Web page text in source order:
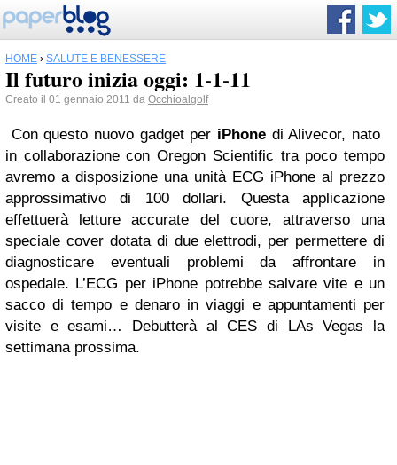
HOME › SALUTE E BENESSERE
Il futuro inizia oggi: 1-1-11
Creato il 01 gennaio 2011 da Occhioalgolf
Con questo nuovo gadget per iPhone di Alivecor, nato
in collaborazione con Oregon Scientific tra poco tempo
avremo a disposizione una unità ECG iPhone al prezzo
approssimativo di 100 dollari. Questa applicazione
effettuerà letture accurate del cuore, attraverso una
speciale cover dotata di due elettrodi, per permettere di
diagnosticare eventuali problemi da affrontare in
ospedale. L’ECG per iPhone potrebbe salvare vite e un
sacco di tempo e denaro in viaggi e appuntamenti per
visite e esami… Debutterà al CES di LAs Vegas la
settimana prossima.